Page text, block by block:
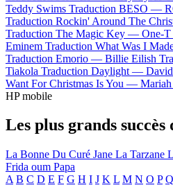
Teddy Swims Traduction BESO —
Traduction Rockin' Around The
Traduction The Magic Key — One-T
Eminem Traduction What Was I
Traduction Emorio — Billie Eilish
Tiakola Traduction Daylight —
Want For Christmas Is You —
HP mobile
Les plus grands
La Bonne Du Curé Jane La Tarzane
Frida oum Papa
A B C D E F G H I J K L M N O P Q